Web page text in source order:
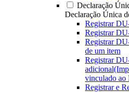
Declaração
Declaração Única
Registrar
Registrar
Registrar
de um item
Registrar
vinculado ao
Registrar e